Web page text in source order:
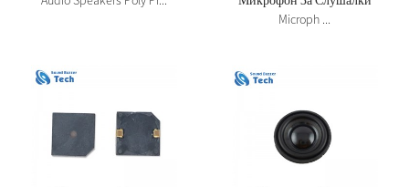
Microph ...